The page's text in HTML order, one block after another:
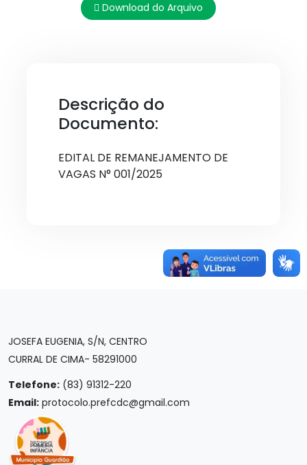
Download do Arquivo
Descrição do
Documento:
EDITAL DE REMANEJAMENTO DE
VAGAS N° 001/2025
JOSEFA EUGENIA, S/N, CENTRO
CURRAL DE CIMA- 58291000
Telefone: (83) 91312-220
Email: protocolo.prefcdc@gmail.com